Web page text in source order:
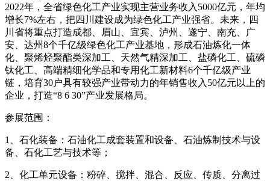
2022年，全省绿色化工产业实现主营业务收入5000亿元，年均
增长7%左右，把四川建设成为绿色化工产业强省。未来，四
川省将重点打造成都、眉山、宜宾、泸州、遂宁、南充、广
安、达州8个千亿级绿色化工产业基地，形成石油炼化一体
化、聚烯烃聚酯类深加工、天然气精深加工、盐磷化工、硫磷
钛化工、高端精细化学品和专用化工新材料6个千亿级产业
链，培育30户具有较强产业带动力的年销售收入50亿元以上的
企业，打造“8 6 30”产业发展格局。
参展范围：
1、石化装备：石油化工成套装置和设备、石油炼制技术与设
备、石化工艺与技术等；
2、化工单元设备：粉碎、搅拌、混合、反应、传质、分离过